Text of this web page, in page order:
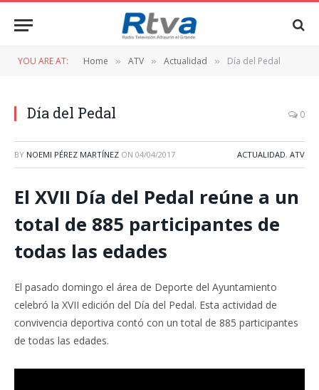
YOU ARE AT: Home » ATV » Actualidad » Día del Pedal
Día del Pedal 0
BY NOEMI PÉREZ MARTÍNEZ ON 04/04/2017 ACTUALIDAD, ATV
El XVII Día del Pedal reúne a un
total de 885 participantes de
todas las edades
El pasado domingo el área de Deporte del Ayuntamiento
celebró la XVII edición del Día del Pedal. Esta actividad de
convivencia deportiva contó con un total de 885 participantes
de todas las edades.